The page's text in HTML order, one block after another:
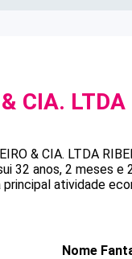
CIA. LTDA
& CIA. LTDA
32 anos, 2 meses
principal atividade
Nome